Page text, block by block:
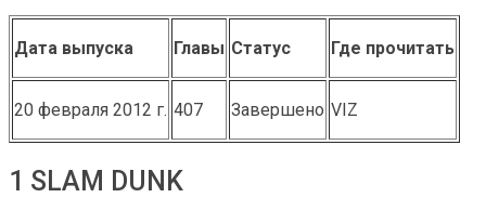
Дата выпуска Главы Статус Где прочитать
20 февраля 2012 г. 407 Завершено VIZ
1 SLAM DUNK